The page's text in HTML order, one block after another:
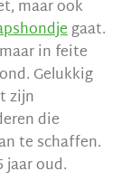
maar ook
gaat.
in feite
Gelukkig
zijn
die
te schaffen.
oud.